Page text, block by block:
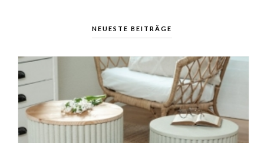
NEUESTE BEITRÄGE